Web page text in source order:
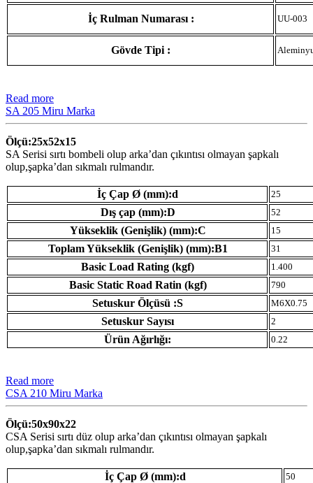
İç Rulman Numarası : UU-003
Gövde Tipi :
Read more
SA 205 Miru Marka
Ölçü:25x52x15
SA Serisi sırtı bombeli olup arka’dan çıkıntısı olmayan şapkalı
olup,şapka’dan sıkmalı rulmandır.
İç Çap Ø (mm):d 25
Dış çap (mm):D 52
Yükseklik (Genişlik) (mm):C 15
Toplam Yükseklik (Genişlik) (mm):B1 31
Basic Load Rating (kgf) 1.400
Basic Static Road Ratin (kgf) 790
Setuskur Ölçüsü :S M6X0.75
Setuskur Sayısı 2
Ürün Ağırlığı: 0.22
Read more
CSA 210 Miru Marka
Ölçü:50x90x22
CSA Serisi sırtı düz olup arka’dan çıkıntısı olmayan şapkalı
olup,şapka’dan sıkmalı rulmandır.
İç Çap Ø (mm):d 50